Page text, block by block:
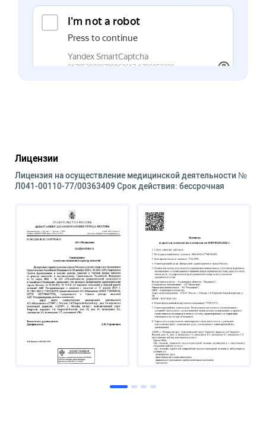
Лицензии
Лицензия на осуществление медицинской деятельности №
Л041-00110-77/00363409 Срок действия: бессрочная